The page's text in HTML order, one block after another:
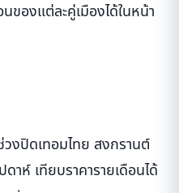
ของแต่ละคู่เมืองได้ในหน้า
งปิดเทอมไทย สงกรานต์
าห์ เทียบราคารายเดือนได้